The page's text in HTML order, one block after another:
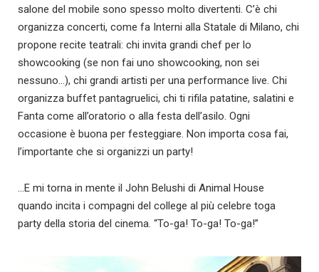
salone del mobile sono spesso molto divertenti. C’è chi
organizza concerti, come fa Interni alla Statale di Milano, chi
propone recite teatrali: chi invita grandi chef per lo
showcooking (se non fai uno showcooking, non sei
nessuno…), chi grandi artisti per una performance live. Chi
organizza buffet pantagruelici, chi ti rifila patatine, salatini e
Fanta come all’oratorio o alla festa dell’asilo. Ogni
occasione è buona per festeggiare. Non importa cosa fai,
l’importante che si organizzi un party!
…E mi torna in mente il John Belushi di Animal House
quando incita i compagni del college al più celebre toga
party della storia del cinema. “To-ga! To-ga! To-ga!”